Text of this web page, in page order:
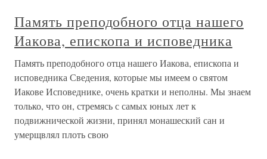
Память преподобного отца нашего
Иакова, епископа и исповедника
Память преподобного отца нашего Иакова, епископа и
исповедника Сведения, которые мы имеем о святом
Иакове Исповеднике, очень кратки и неполны. Мы знаем
только, что он, стремясь с самых юных лет к
подвижнической жизни, принял монашеский сан и
умерщвлял плоть свою